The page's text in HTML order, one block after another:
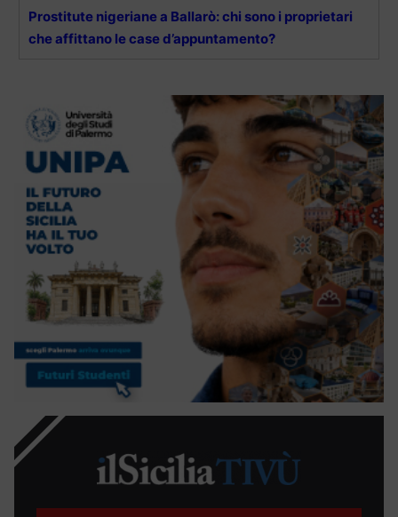
Prostitute nigeriane a Ballarò: chi sono i proprietari
che affittano le case d’appuntamento?